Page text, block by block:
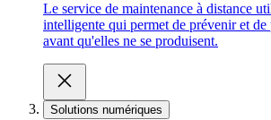
Le service de maintenance à distance
intelligente qui permet de prévenir et de
avant qu'elles ne se produisent.
Solutions numériques